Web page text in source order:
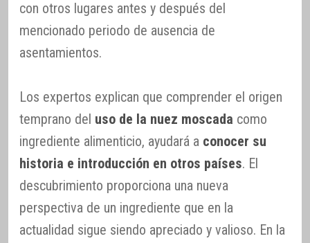
con otros lugares antes y después del
mencionado periodo de ausencia de
asentamientos.
Los expertos explican que comprender el origen
temprano del uso de la nuez moscada como
ingrediente alimenticio, ayudará a conocer su
historia e introducción en otros países. El
descubrimiento proporciona una nueva
perspectiva de un ingrediente que en la
actualidad sigue siendo apreciado y valioso. En la